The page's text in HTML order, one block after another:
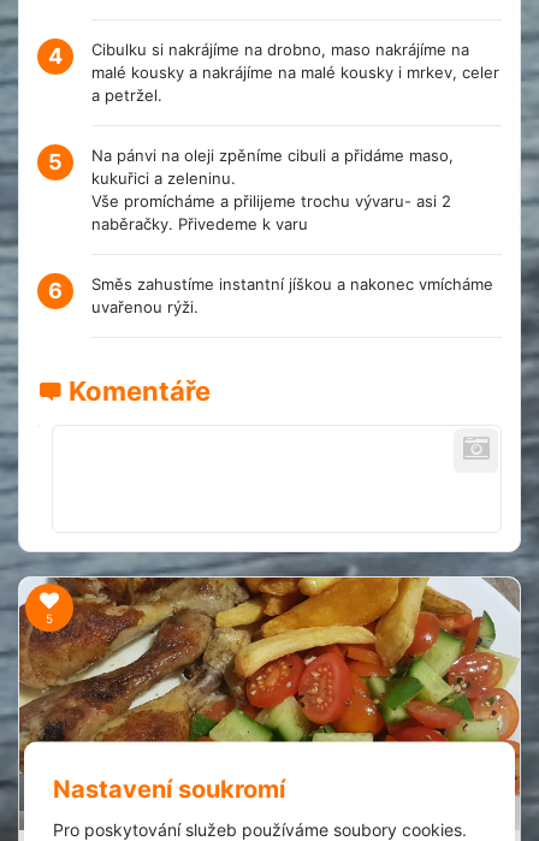
Nastavení soukromí
Pro poskytování služeb používáme soubory cookies.
4
Cibulku si nakrájíme na drobno, maso nakrájíme na
malé kousky a nakrájíme na malé kousky i mrkev, celer
a petržel.
5
Na pánvi na oleji zpěníme cibuli a přidáme maso,
kukuřici a zeleninu.
Vše promícháme a přilijeme trochu vývaru- asi 2
naběračky. Přivedeme k varu
6
Směs zahustíme instantní jíškou a nakonec vmícháme
uvařenou rýži.
Komentáře
80 min.
5